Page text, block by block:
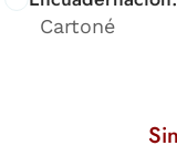
Cartoné